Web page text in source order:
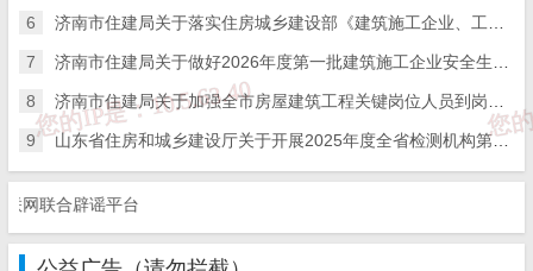
6 济南市住建局关于落实住房城乡建设部《建筑施工企业、工程项目安全生产管理机构设置及安全生产管理人员配备办法》的通知
7 济南市住建局关于做好2026年度第一批建筑施工企业安全生产管理人员考试报名工作的通知
8 济南市住建局关于加强全市房屋建筑工程关键岗位人员到岗履职数字化监管的通知
9 山东省住房和城乡建设厅关于开展2025年度全省检测机构第二次能力验证工作的通知
合辟谣平台